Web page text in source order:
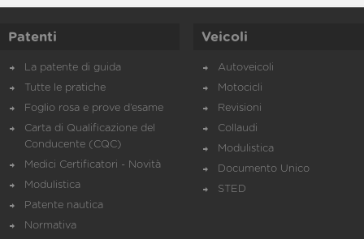
Patenti
La patente di guida
Tutte le pratiche
Foglio rosa e prove d’esame
Carta di Qualificazione del
Conducente (CQC)
Medici Certificatori - Novità
Modulistica
Patente nautica
Normativa
Veicoli
Autoveicoli
Motocicli
Revisioni
Collaudi
Modulistica
Documento Unico
STED